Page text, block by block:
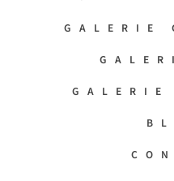
GALERIE